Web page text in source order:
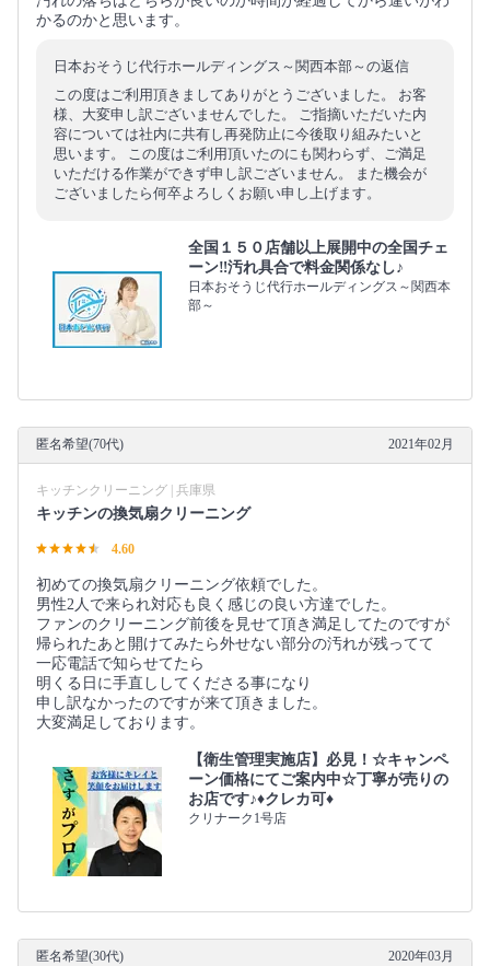
かるのかと思います。
日本おそうじ代行ホールディングス～関西本部～の返信
この度はご利用頂きましてありがとうございました。 お客
様、大変申し訳ございませんでした。 ご指摘いただいた内
容については社内に共有し再発防止に今後取り組みたいと
思います。 この度はご利用頂いたのにも関わらず、ご満足
いただける作業ができず申し訳ございません。 また機会が
ございましたら何卒よろしくお願い申し上げます。
全国１５０店舗以上展開中の全国チェ
ーン‼︎汚れ具合で料金関係なし♪
日本おそうじ代行ホールディングス～関西本
部～
匿名希望(70代) 2021年02月
キッチンクリーニング | 兵庫県
キッチンの換気扇クリーニング
4.60
初めての換気扇クリーニング依頼でした。
男性2人で来られ対応も良く感じの良い方達でした。
ファンのクリーニング前後を見せて頂き満足してたのですが
帰られたあと開けてみたら外せない部分の汚れが残ってて
一応電話で知らせてたら
明くる日に手直ししてくださる事になり
申し訳なかったのですが来て頂きました。
大変満足しております。
【衛生管理実施店】必見！☆キャンペ
ーン価格にてご案内中☆丁寧が売りの
お店です♪♦クレカ可♦
クリナーク1号店
匿名希望(30代) 2020年03月